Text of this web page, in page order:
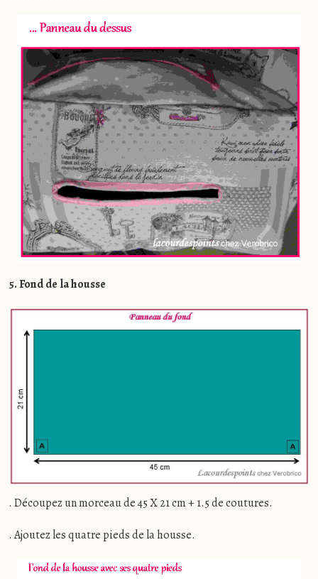
5. Fond de la housse
. Découpez un morceau de 45 X 21 cm + 1.5 de coutures.
. Ajoutez les quatre pieds de la housse.